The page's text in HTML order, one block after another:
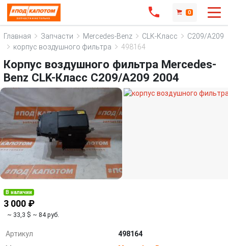
0
Главная Запчасти Mercedes-Benz CLK-Класс
C209/A209
корпус воздушного фильтра
498164
Корпус воздушногo фильтра Mercedes-
Benz CLK-Класс C209/A209 2004
В наличии
3 000 ₽
~ 33,3 $ ~ 84 руб.
Артикул
498164